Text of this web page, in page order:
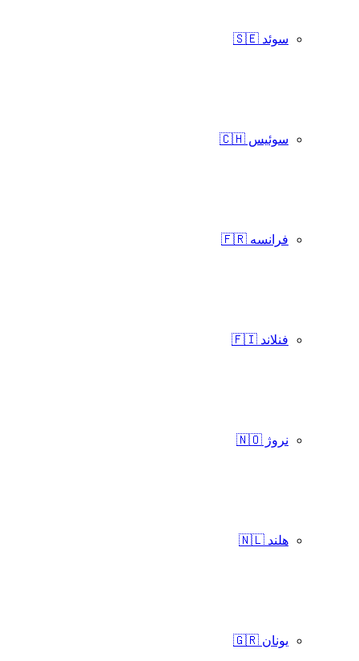
سوئد 🇸🇪
سوئیس 🇨🇭
فرانسه 🇫🇷
فنلاند 🇫🇮
نروژ 🇳🇴
هلند 🇳🇱
یونان 🇬🇷